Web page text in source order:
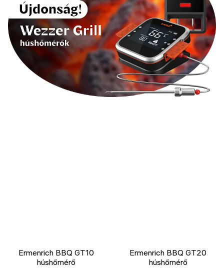
Ermenrich BBQ GT10
húshőmérő
Ermenrich BBQ GT20
húshőmérő